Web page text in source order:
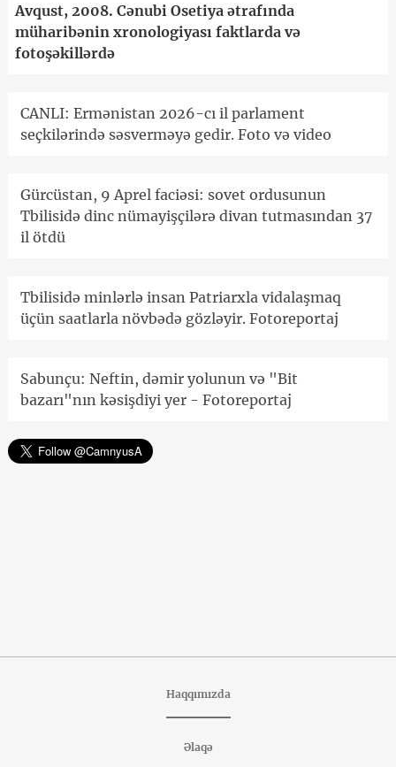
Avqust, 2008. Cənubi Osetiya ətrafında
müharibənin xronologiyası faktlarda və
fotoşəkillərdə
CANLI: Ermənistan 2026-cı il parlament
seçkilərində səsverməyə gedir. Foto və video
Gürcüstan, 9 Aprel faciəsi: sovet ordusunun
Tbilisidə dinc nümayişçilərə divan tutmasından 37
il ötdü
Tbilisidə minlərlə insan Patriarxla vidalaşmaq
üçün saatlarla növbədə gözləyir. Fotoreportaj
Sabunçu: Neftin, dəmir yolunun və "Bit
bazarı"nın kəsişdiyi yer - Fotoreportaj
Haqqımızda
Əlaqə